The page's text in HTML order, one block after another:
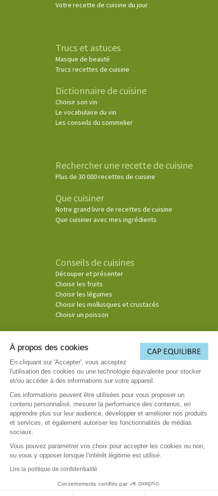
Votre recette de cuisine du jour
Trucs et astuces
Masque de beauté
Trucs recettes de cuisine
Dictionnaire de cuisine
Choisir son vin
Le vocabulaire du vin
Les conseils du sommelier
Rechercher une recette de cuisine
Plus de 30 000 recettes de cuisine
Que cuisiner
Notre grand livre de recettes de cuisine
Que cuisiner avec mes ingrédients
Conseils de cuisines
Découper et présenter
Choisir les fruits
Choisir les légumes
Choisir les mollusques et crustacés
Choisir un poisson
Ce consentement exprès s’applique à la société Cosmospace et les sociétés Telemaque, Pluton
Media et Cassiopée afin de recevoir leurs offres de voyance. Par téléphone, il est entendu toutes
émissions d’appel émanant de la société Cosmospace et des sociétés Telemaque, Pluton Media et
Cassiopée afin de recevoir, comme consenties, leurs offres de voyance dans le respect des
règlementations en vigueur. Par voie électronique, il est entendu toute communication par email,
sms et voie IP.
À propos des cookies
En cliquant sur 'Accepter', vous acceptez
l'utilisation des cookies ou une technologie équivalente pour stocker
et/ou accéder à des informations sur votre appareil.
Ces informations peuvent être utilisées pour vous proposer un
contenu personnalisé, mesurer la performance des contenus, en
apprendre plus sur leur audience, développer et améliorer nos produits
et services, et également autoriser les fonctionnalités de médias
sociaux.
Vous pouvez paramétrer vos choix pour accepter les cookies ou non,
ou vous y opposer lorsque l’intérêt légitime est utilisé.
Lire la politique de confidentialité
Consentements certifiés par